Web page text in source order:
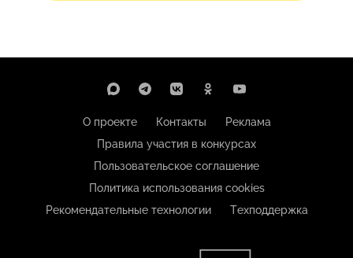
О проекте Контакты
Реклама
Правила участия в конкурсах
Пользовательское соглашение
Политика использования cookies
Рекомендательные технологии
Техподдержка